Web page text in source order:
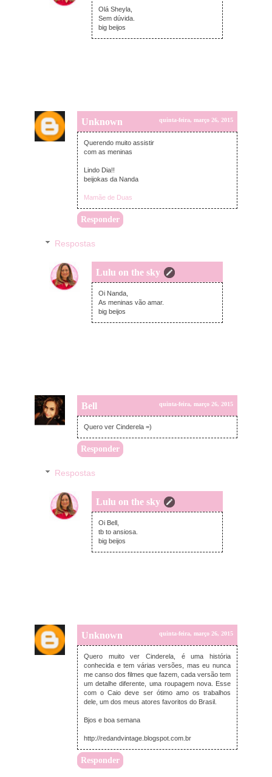
Olá Sheyla,
Sem dúvida.
big beijos
Unknown quinta-feira, março 26, 2015
Querendo muito assistir
com as meninas
Lindo Dia!!
beijokas da Nanda
Mamãe de Duas
Responder
Respostas
Lulu on the sky
quinta-feira, março 26, 2015
Oi Nanda,
As meninas vão amar.
big beijos
Bell quinta-feira, março 26, 2015
Quero ver Cinderela =)
Responder
Respostas
Lulu on the sky
quinta-feira, março 26, 2015
Oi Bell,
tb to ansiosa.
big beijos
Unknown quinta-feira, março 26, 2015
Quero muito ver Cinderela, é uma história
conhecida e tem várias versões, mas eu nunca
me canso dos filmes que fazem, cada versão tem
um detalhe diferente, uma roupagem nova. Esse
com o Caio deve ser ótimo amo os trabalhos
dele, um dos meus atores favoritos do Brasil.
Bjos e boa semana
http://redandvintage.blogspot.com.br
Responder